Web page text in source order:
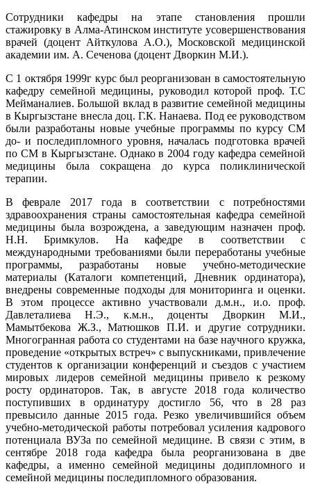
Сотрудники кафедры на этапе становления прошли
стажировку в Алма-Атинском институте усовершенствования
врачей (доцент Айткулова А.О.), Московской медицинской
академии им. А. Сеченова (доцент Дворкин М.И.).
С 1 октября 1999г курс был реорганизован в самостоятельную
кафедру семейной медицины, руководил которой проф. Т.С
Мейманалиев. Большой вклад в развитие семейной медицины
в Кыргызстане внесла доц. Г.К. Нанаева. Под ее руководством
были разработаны новые учебные программы по курсу СМ
до- и последипломного уровня, началась подготовка врачей
по СМ в Кыргызстане. Однако в 2004 году кафедра семейной
медицины была сокращена до курса поликлинической
терапии.
В феврале 2017 года в соответствии с потребностями
здравоохранения страны самостоятельная кафедра семейной
медицины была возрождена, а заведующим назначен проф.
Н.Н. Бримкулов. На кафедре в соответствии с
международными требованиями были переработаны учебные
программы, разработаны новые учебно-методические
материалы (Каталоги компетенций, Дневник ординатора),
внедрены современные подходы для мониторинга и оценки.
В этом процессе активно участвовали д.м.н., и.о. проф.
Давлеталиева Н.Э., к.м.н., доценты Дворкин М.И.,
Мамытбекова Ж.З., Матюшков П.И. и другие сотрудники.
Многогранная работа со студентами на базе научного кружка,
проведение «открытых встреч» с выпускниками, привлечение
студентов к организации конференций и съездов с участием
мировых лидеров семейной медицины привело к резкому
росту ординаторов. Так, в августе 2018 года количество
поступивших в ординатуру достигло 56, что в 28 раз
превысило данные 2015 года. Резко увеличившийся объем
учебно-методической работы потребовал усиления кадрового
потенциала ВУЗа по семейной медицине. В связи с этим, в
сентябре 2018 года кафедра была реорганизована в две
кафедры, а именно семейной медицины додипломного и
семейной медицины последипломного образования.